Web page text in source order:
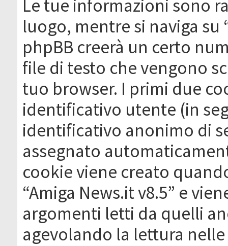
Le tue informazioni sono
luogo, mentre si naviga su
phpBB creerà un certo
file di testo che vengono
tuo browser. I primi due
identificativo utente (in
identificativo anonimo di
assegnato
cookie viene creato
“Amiga News.it v8.5” e
argomenti letti da quelli
agevolando la lettura